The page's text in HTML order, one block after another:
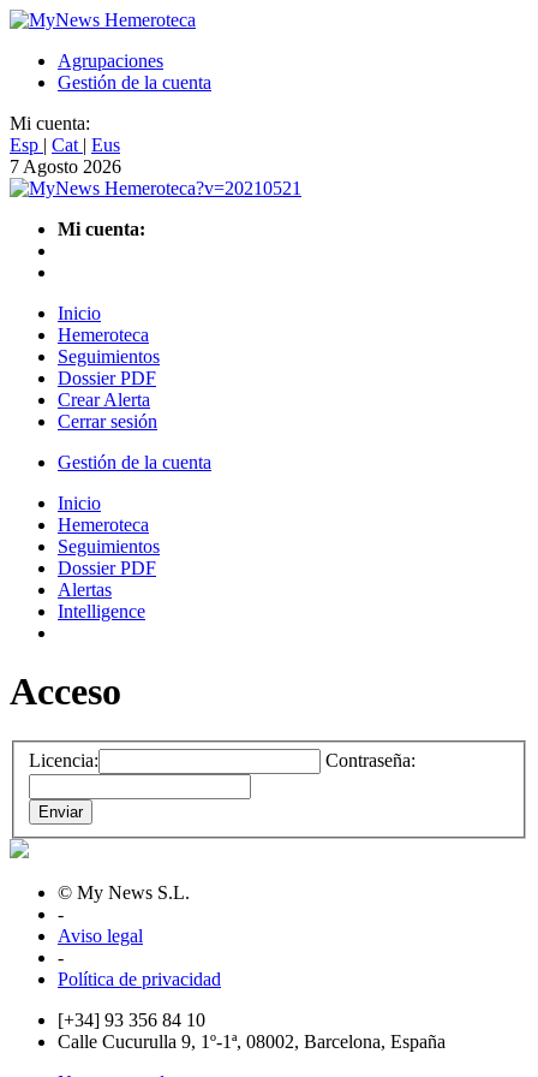
Agrupaciones
Gestión de la cuenta
Mi cuenta:
Esp | Cat | Eus
7 Agosto 2026
Mi cuenta:
Inicio
Hemeroteca
Seguimientos
Dossier PDF
Crear Alerta
Cerrar sesión
Gestión de la cuenta
Inicio
Hemeroteca
Seguimientos
Dossier PDF
Alertas
Intelligence
Acceso
Licencia: Contraseña:
© My News S.L.
-
Aviso legal
-
Política de privacidad
[+34] 93 356 84 10
Calle Cucurulla 9, 1º-1ª, 08002, Barcelona, España